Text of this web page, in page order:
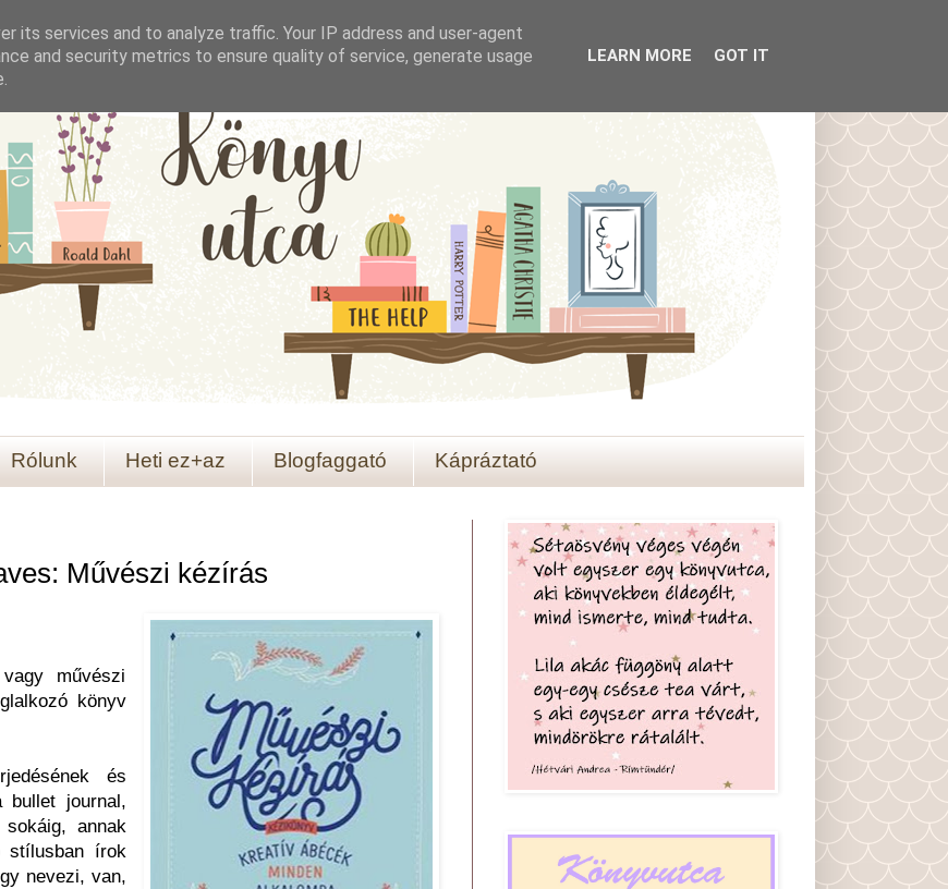
Rólunk Heti ez+az Blogfaggató Kápráztató
Művészi kézírás
művészi
könyv
és
journal,
annak
stílusban írok
nevezi, van,
its services and to analyze traffic. Your IP address and user-agent
and security metrics to ensure quality of service, generate usage
LEARN MORE GOT IT